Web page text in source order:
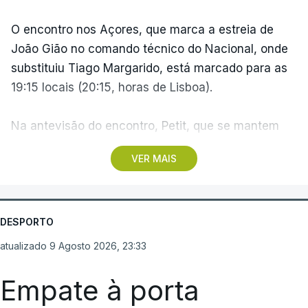
Volta,Portugal,Ciclismo ,Bicicleta, Alexis
Guérin,Camisola,Amarela
VER MAIS
O encontro nos Açores, que marca a estreia de
João Gião no comando técnico do Nacional, onde
substituiu Tiago Margarido, está marcado para as
19:15 locais (20:15, horas de Lisboa).
Na antevisão do encontro, Petit, que se mantem
como treinador do Santa Clara, assumiu a vontade
de fazer do Estádio de São Miguel "uma fortaleza",
aos seus jogadores.
A ronda fica marcada pelo triunfo do campeão FC
empates de Benfica e Sporting, ambos a dois
golos, frente a Académico de Viseu e Estrela da
DESPORTO
atualizado 9 Agosto 2026, 23:33
Empate à porta